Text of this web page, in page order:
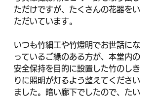
ただけですが、たくさんの花器をい
ただいています。
いつも竹細工や竹燈明でお世話にな
っているご縁のある方が、本堂内の
安全保持を目的に設置した竹のしき
りに照明が灯るよう整えてください
ました。暗い廊下でしたので、たい